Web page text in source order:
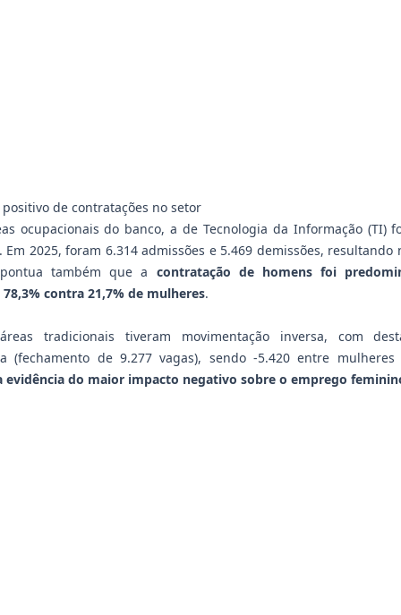
de contratações no setor
ocupacionais do banco, a de Tecnologia da Informação (TI)
Em 2025, foram 6.314 admissões e 5.469 demissões,
também que a contratação de homens foi
contra 21,7% de mulheres.
tradicionais tiveram movimentação inversa, com
(fechamento de 9.277 vagas), sendo -5.420 entre
evidência do maior impacto negativo sobre o emprego